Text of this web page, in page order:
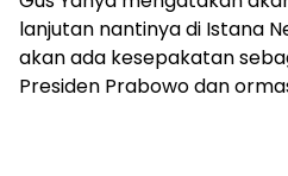
lanjutan nantinya di Istana
akan ada kesepakatan
Presiden Prabowo dan